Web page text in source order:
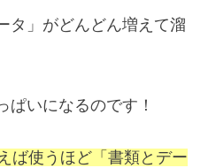
タ」がどんどん増えて溜
ぱいになるのです！
ば使うほど「書類とデー